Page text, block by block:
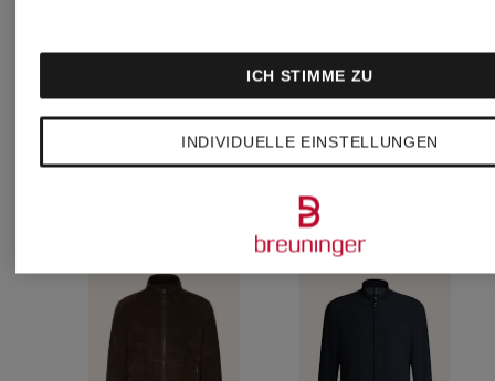
299,95 €
INDIVIDUELLE EINSTELLUNGEN
ICH STIMME ZU